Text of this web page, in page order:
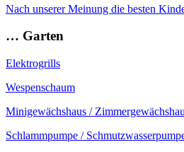
Nach unserer Meinung die besten
… Garten
Elektrogrills
Wespenschaum
Minigewächshaus /
Schlammpumpe /